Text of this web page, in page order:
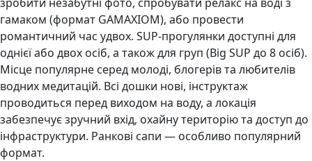
гамаком (формат GAMAXIOM), або провести
романтичний час удвох. SUP-прогулянки доступні для
однієї або двох осіб, а також для груп (Big SUP до 8 осіб).
Місце популярне серед молоді, блогерів та любителів
водних медитацій. Всі дошки нові, інструктаж
проводиться перед виходом на воду, а локація
забезпечує зручний вхід, охайну територію та доступ до
інфраструктури. Ранкові сапи — особливо популярний
формат.